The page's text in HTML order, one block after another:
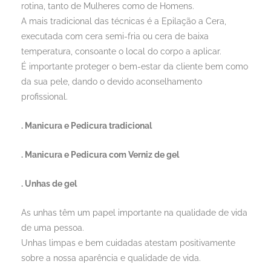
rotina, tanto de Mulheres como de Homens.
A mais tradicional das técnicas é a Epilação a Cera,
executada com cera semi-fria ou cera de baixa
temperatura, consoante o local do corpo a aplicar.
É importante proteger o bem-estar da cliente bem como
da sua pele, dando o devido aconselhamento
profissional.
. Manicura e Pedicura tradicional
. Manicura e Pedicura com Verniz de gel
. Unhas de gel
As unhas têm um papel importante na qualidade de vida
de uma pessoa.
Unhas limpas e bem cuidadas atestam positivamente
sobre a nossa aparência e qualidade de vida.